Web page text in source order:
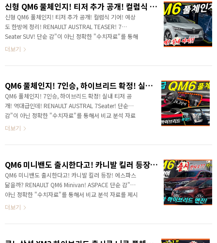
보여주면서 향후 자동차 시장에서 큰 영향력이 예상되
는 제조사입니다. 국내에 판매가 되고 있는 QM6의 본명
은 콜레오스로... 국내 시장에서는 QM6라는 이름으로
판매되고 있습니다. 지리의 지분이 들어오면서 르노코
자동차의 앞날은 어떻게 변경이 되고 가장 먼저 출시할
풀체인지 차량인 QM6 후속..
신형 QM6 풀체인지! 티저 추가 공개! 컬럼식 기어! 예상도 한방에 정리! RENAULT AUSTRAL TEASER! 7 Seater SUV!
신형 QM6 풀체인지! 티저 추가 공개! 컬럼식 기어! 예상
도 한방에 정리! RENAULT AUSTRAL TEASER! 7
Seater SUV! 단순 감"이 아닌 정확한 "수치자료"를 통해
서 비교 분석 자료를 제시하는 연못구름입니다! QM6의
년 전에 르노삼성이 국내에 선보인 감성적인 실내 공간을
가 공개되었습니다. 도어트림인데... 오스트랄 공개가 임
박한 것 같네요! 센터콘솔 디자인을 기존 차량에서 보기
힘든 그런 디자인이네요! 그래서 궁금증을 자아내고 있
고... 글로브 박스 위에 디자인도 기대해 봐도 좋을 것 같
세부적인 정보를 ..
더보기
QM6 풀체인지! 7인승, 하이브리드 확정! 실내 티저 공개! 역대급인데! RENAULT AUSTRAL 7Seater!
QM6 풀체인지! 7인승, 하이브리드 확정! 실내 티저 공
개! 역대급인데! RENAULT AUSTRAL 7Seater! 단순
감"이 아닌 정확한 "수치자료"를 통해서 비교 분석 자료
를 제시하는 연못구름입니다! 감히 싼타페의 높은 아성
현대와 기아의 놀이터라고 할 수 있는 국내 시장에서
페와 판매량 격차는 겨우 3,852대로 싼타페는 하이브리
드, 가솔린과 디젤 엔진이 제공되죠. # 하단 영상으로 보
시면 보다 세부적인 정보를 확인할 수 있습니다. QM6는
하이브리도 없는 상황에서 LPG 엔진만으로 이런 판매
오랜 시간이 지났지만 상품력이 건재하다는 ..
더보기
QM6 미니밴도 출시한다고! 카니발 킬러 등장! 에스파스 닮을까? RENAULT QM6 Minivan! ASPACE
QM6 미니밴도 출시한다고! 카니발 킬러 등장! 에스파스
닮을까? RENAULT QM6 Minivan! ASPACE 단순 감"이
아닌 정확한 "수치자료"를 통해서 비교 분석 자료를 제시
하는 연못구름입니다! 최근 국내 자동차 커뮤니티가
QM6 후속인 오스트랄이 올해 상반기에 출시가 되죠! 국
더보기